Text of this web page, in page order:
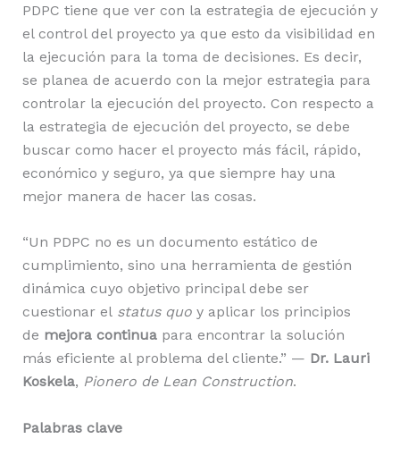
PDPC tiene que ver con la estrategia de ejecución y
el control del proyecto ya que esto da visibilidad en
la ejecución para la toma de decisiones. Es decir,
se planea de acuerdo con la mejor estrategia para
controlar la ejecución del proyecto. Con respecto a
la estrategia de ejecución del proyecto, se debe
buscar como hacer el proyecto más fácil, rápido,
económico y seguro, ya que siempre hay una
mejor manera de hacer las cosas.
“Un PDPC no es un documento estático de
cumplimiento, sino una herramienta de gestión
dinámica cuyo objetivo principal debe ser
cuestionar el status quoy aplicar los principios
de mejora continuapara encontrar la solución
más eficiente al problema del cliente.” — Dr. Lauri
Koskela, Pionero de Lean Construction.
Palabras clave